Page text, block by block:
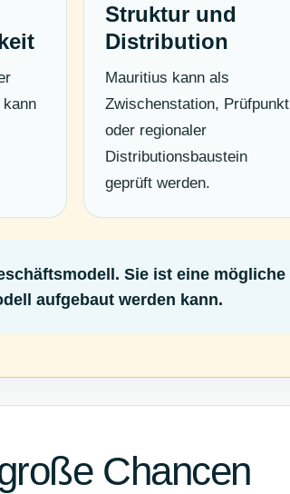
Struktur und
Distribution
Mauritius kann als
Zwischenstation, Prüfpunkt
oder regionaler
Distributionsbaustein
geprüft werden.
Sie ist eine mögliche
aufgebaut werden kann.
Chancen